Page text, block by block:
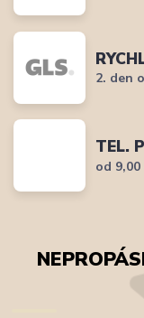
2. den
TEL.
od